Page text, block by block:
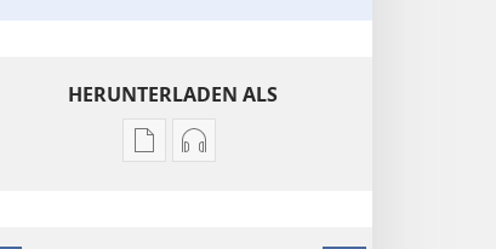
HERUNTERLADEN ALS
Downloadoptionen
Downloadoptionen